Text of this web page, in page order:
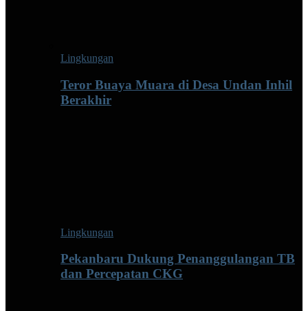
Lingkungan
Teror Buaya Muara di Desa Undan Inhil
Berakhir
Lingkungan
Pekanbaru Dukung Penanggulangan TB
dan Percepatan CKG